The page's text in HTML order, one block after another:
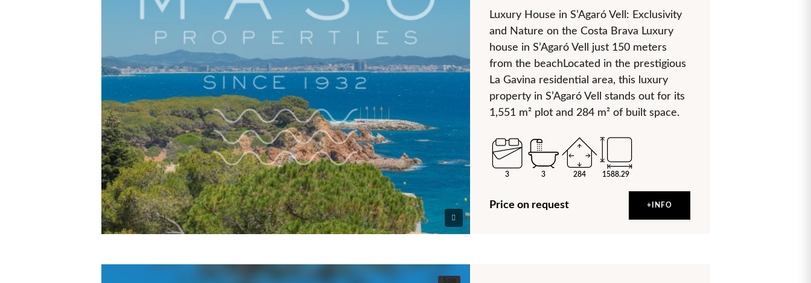
Luxury House in S’Agaró Vell: Exclusivity
and Nature on the Costa Brava Luxury
house in S’Agaró Vell just 150 meters
from the beachLocated in the prestigious
La Gavina residential area, this luxury
property in S’Agaró Vell stands out for its
1,551 m² plot and 284 m² of built space.
3 3 284 1588.29
Price on request +INFO